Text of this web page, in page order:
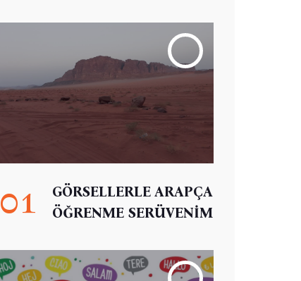
01
GÖRSELLERLE ARAPÇA
ÖĞRENME SERÜVENİM